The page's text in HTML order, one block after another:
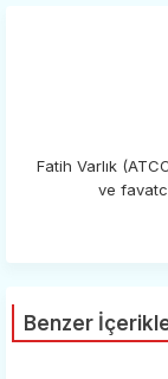
Fatih Varlık
ve
Benzer